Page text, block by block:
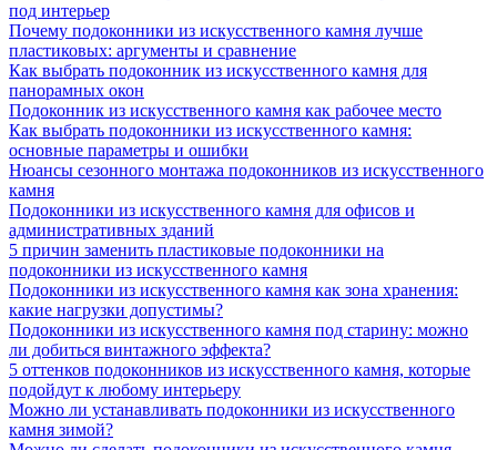
под интерьер
Почему подоконники из искусственного камня лучше
пластиковых: аргументы и сравнение
Как выбрать подоконник из искусственного камня для
панорамных окон
Подоконник из искусственного камня как рабочее место
Как выбрать подоконники из искусственного камня:
основные параметры и ошибки
Нюансы сезонного монтажа подоконников из искусственного
камня
Подоконники из искусственного камня для офисов и
административных зданий
5 причин заменить пластиковые подоконники на
подоконники из искусственного камня
Подоконники из искусственного камня как зона хранения:
какие нагрузки допустимы?
Подоконники из искусственного камня под старину: можно
ли добиться винтажного эффекта?
5 оттенков подоконников из искусственного камня, которые
подойдут к любому интерьеру
Можно ли устанавливать подоконники из искусственного
камня зимой?